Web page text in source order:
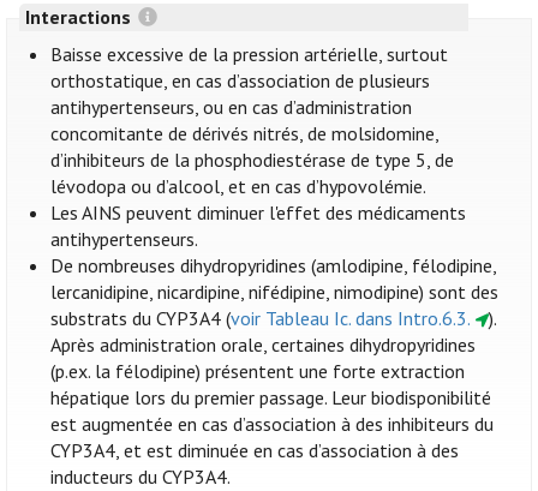
Interactions
Baisse excessive de la pression artérielle, surtout
orthostatique, en cas d’association de plusieurs
antihypertenseurs, ou en cas d’administration
concomitante de dérivés nitrés, de molsidomine,
d’inhibiteurs de la phosphodiestérase de type 5, de
lévodopa ou d’alcool, et en cas d’hypovolémie.
Les AINS peuvent diminuer l'effet des médicaments
antihypertenseurs.
De nombreuses dihydropyridines (amlodipine, félodipine,
lercanidipine, nicardipine, nifédipine, nimodipine) sont des
substrats du CYP3A4 (voir Tableau Ic. dans Intro.6.3.
).
Après administration orale, certaines dihydropyridines
(p.ex. la félodipine) présentent une forte extraction
hépatique lors du premier passage. Leur biodisponibilité
est augmentée en cas d’association à des inhibiteurs du
CYP3A4, et est diminuée en cas d’association à des
inducteurs du CYP3A4.